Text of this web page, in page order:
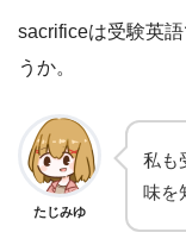
sacrificeは受験英
うか。
たじみゆ
私も
味を